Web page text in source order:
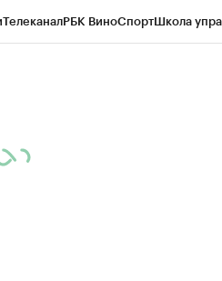
ТелеканалРБК ВиноСпортШкола